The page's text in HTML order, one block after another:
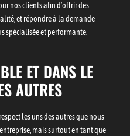
nos clients afin d’offrir des
et répondre à la demande
spécialisée et performante.
ET DANS LE
AUTRES
les uns des autres que nous
mais surtout en tant que